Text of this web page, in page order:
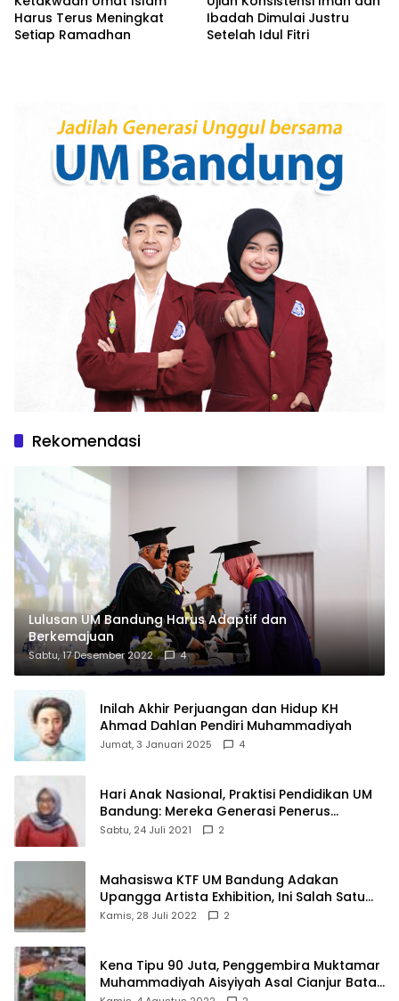
Harus Terus Meningkat
Setiap Ramadhan
Ibadah Dimulai Justru
Setelah Idul Fitri
Rekomendasi
Lulusan UM Bandung Harus Adaptif dan
Berkemajuan
Sabtu, 17 Desember 2022 4
Inilah Akhir Perjuangan dan Hidup KH
Ahmad Dahlan Pendiri Muhammadiyah
Jumat, 3 Januari 2025 4
Hari Anak Nasional, Praktisi Pendidikan UM
Bandung: Mereka Generasi Penerus
Bangsa
Sabtu, 24 Juli 2021 2
Mahasiswa KTF UM Bandung Adakan
Upangga Artista Exhibition, Ini Salah Satu
Karyanya
Kamis, 28 Juli 2022 2
Kena Tipu 90 Juta, Penggembira Muktamar
Muhammadiyah Aisyiyah Asal Cianjur Batal